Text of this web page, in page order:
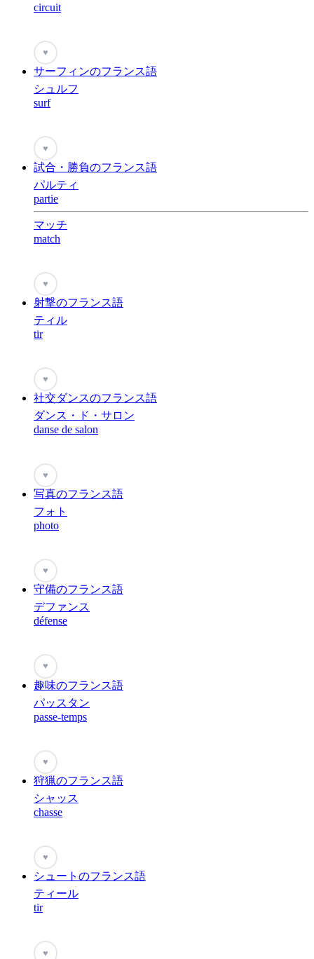
circuit
♥
サーフィンのフランス語
シュルフ
surf
♥
試合・勝負のフランス語
パルティ
partie
マッチ
match
♥
射撃のフランス語
ティル
tir
♥
社交ダンスのフランス語
ダンス・ド・サロン
danse de salon
♥
写真のフランス語
フォト
photo
♥
守備のフランス語
デファンス
défense
♥
趣味のフランス語
パッスタン
passe-temps
♥
狩猟のフランス語
シャッス
chasse
♥
シュートのフランス語
ティール
tir
♥